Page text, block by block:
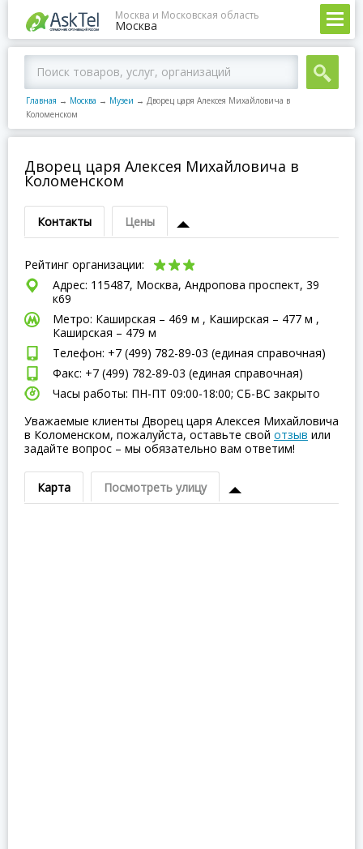
Москва и Московская область
Москва
Главная → Москва → Музеи → Дворец царя Алексея Михайловича в
Коломенском
Дворец царя Алексея Михайловича в
Коломенском
Контакты Цены
Рейтинг организации:
Адрес: 115487, Москва, Андропова проспект, 39
к69
Метро: Каширская – 469 м , Каширская – 477 м ,
Каширская – 479 м
Телефон: +7 (499) 782-89-03 (единая справочная)
Факс: +7 (499) 782-89-03 (единая справочная)
Часы работы: ПН-ПТ 09:00-18:00; СБ-ВC закрыто
Уважаемые клиенты Дворец царя Алексея Михайловича
в Коломенском, пожалуйста, оставьте свой отзыв или
задайте вопрос – мы обязательно вам ответим!
Карта Посмотреть улицу